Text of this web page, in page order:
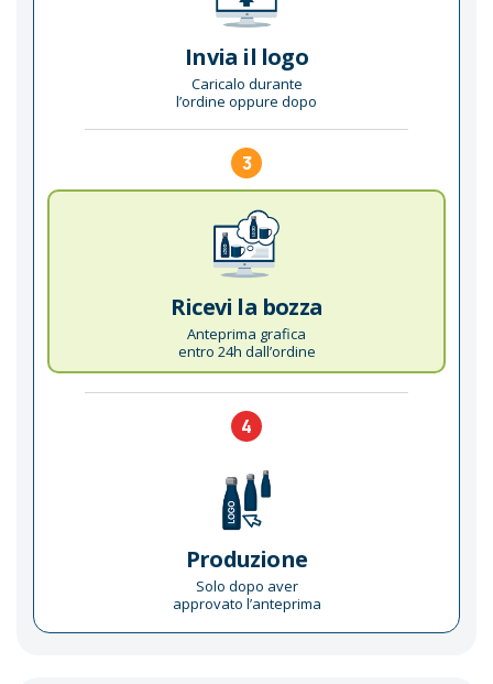
Invia il logo
Caricalo durante
l’ordine oppure dopo
3
Ricevi la bozza
Anteprima grafica
entro 24h dall’ordine
4
Produzione
Solo dopo aver
approvato l’anteprima